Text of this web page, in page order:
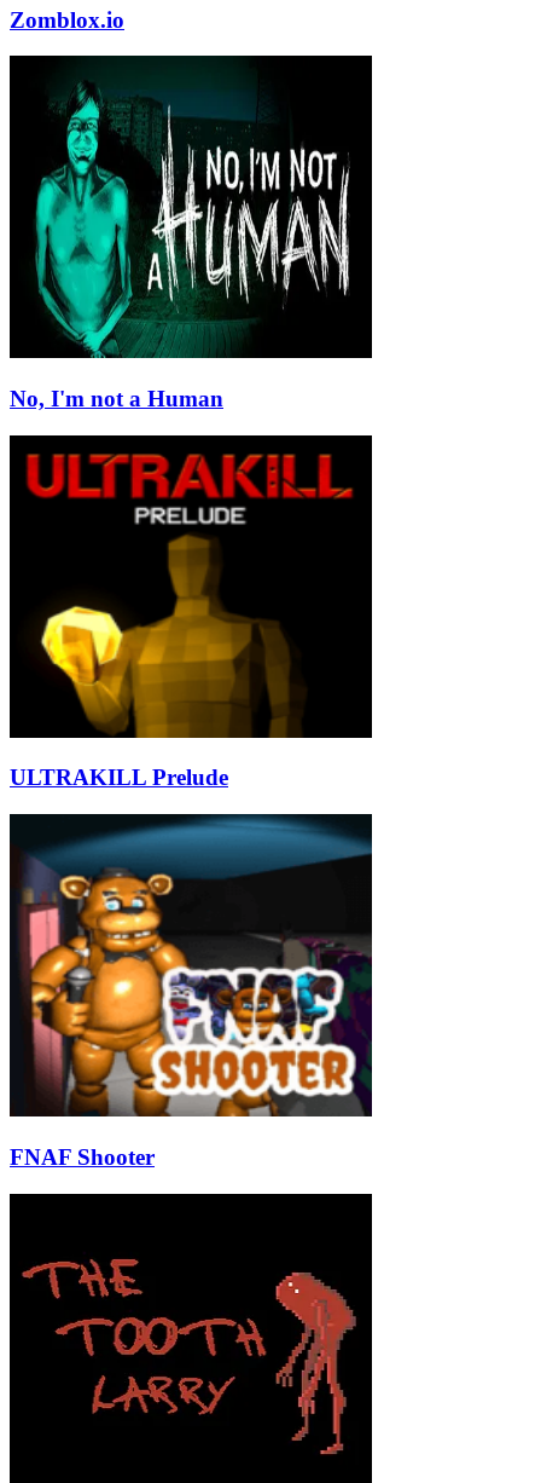
Zomblox.io
No, I'm not a Human
ULTRAKILL Prelude
FNAF Shooter